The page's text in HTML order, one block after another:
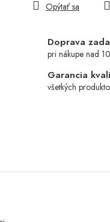
Doprava
pri nákupe nad
Garancia
všetkých
Opýtať sa